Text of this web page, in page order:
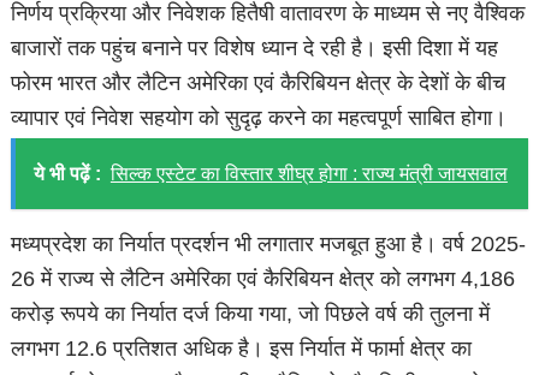
निर्णय प्रक्रिया और निवेशक हितैषी वातावरण के माध्यम से नए वैश्विक
बाजारों तक पहुंच बनाने पर विशेष ध्यान दे रही है। इसी दिशा में यह
फोरम भारत और लैटिन अमेरिका एवं कैरिबियन क्षेत्र के देशों के बीच
व्यापार एवं निवेश सहयोग को सुदृढ़ करने का महत्वपूर्ण साबित होगा।
ये भी पढ़ें : सिल्क एस्टेट का विस्तार शीघ्र होगा : राज्य मंत्री जायसवाल
मध्यप्रदेश का निर्यात प्रदर्शन भी लगातार मजबूत हुआ है। वर्ष 2025-
26 में राज्य से लैटिन अमेरिका एवं कैरिबियन क्षेत्र को लगभग 4,186
करोड़ रूपये का निर्यात दर्ज किया गया, जो पिछले वर्ष की तुलना में
लगभग 12.6 प्रतिशत अधिक है। इस निर्यात में फार्मा क्षेत्र का